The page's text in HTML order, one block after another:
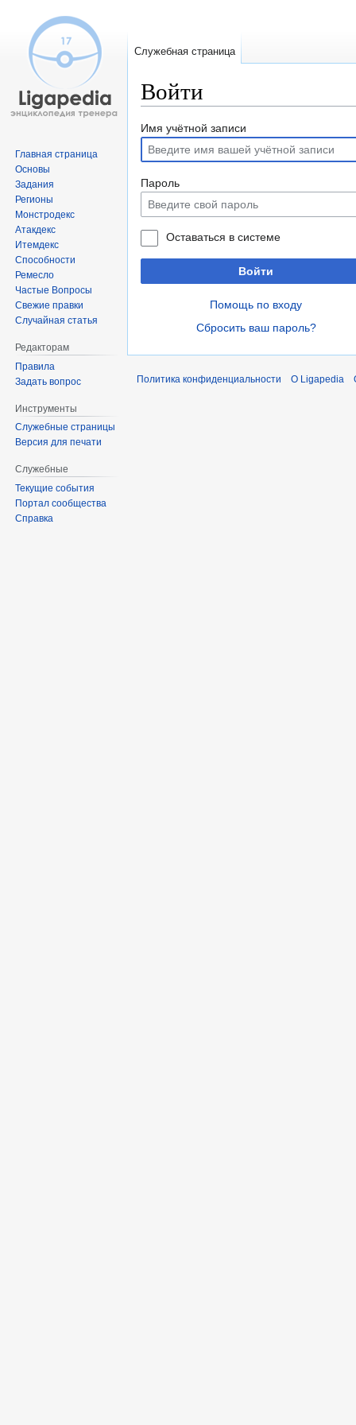
Войти
Перейти
навигации
Перейти
поиску
Имя учётной записи
Пароль
Оставаться в системе
Войти
Помощь по входу
Сбросить ваш пароль?
Служебная страница
Главная страница
Основы
Задания
Регионы
Монстродекс
Атакдекс
Итемдекс
Способности
Ремесло
Частые Вопросы
Свежие правки
Случайная статья
Редакторам
Правила
Задать вопрос
Инструменты
Служебные страницы
Версия для печати
Служебные
Текущие события
Портал сообщества
Справка
Политика конфиденциальности О Ligapedia